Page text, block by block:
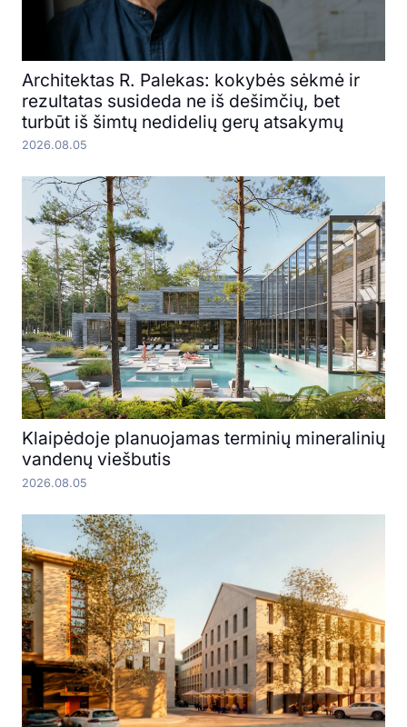
Architektas R. Palekas: kokybės sėkmė ir
rezultatas susideda ne iš dešimčių, bet
turbūt iš šimtų nedidelių gerų atsakymų
2026.08.05
Klaipėdoje planuojamas terminių mineralinių
vandenų viešbutis
2026.08.05